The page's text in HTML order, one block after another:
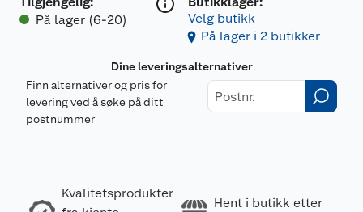
På lager (6-20)
Velg butikk
På lager i 2 butikker
Dine leveringsalternativer
Finn alternativer og pris for
levering ved å søke på ditt
postnummer
Kvalitetsprodukter
Hent i butikk etter